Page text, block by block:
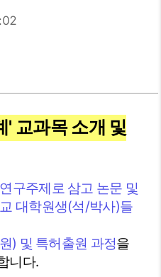
' 교과목 소개 및
구주제로 삼고 논문 및
대학원생(석/박사)들
) 및 특허출원 과정을
니다.